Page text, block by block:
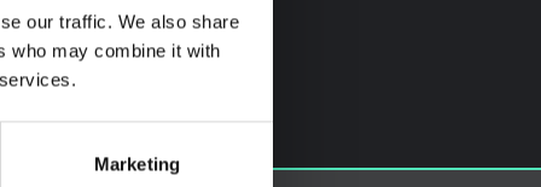
our traffic. We also share
who may combine it with
Marketing